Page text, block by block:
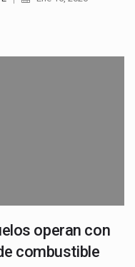
operan con
combustible